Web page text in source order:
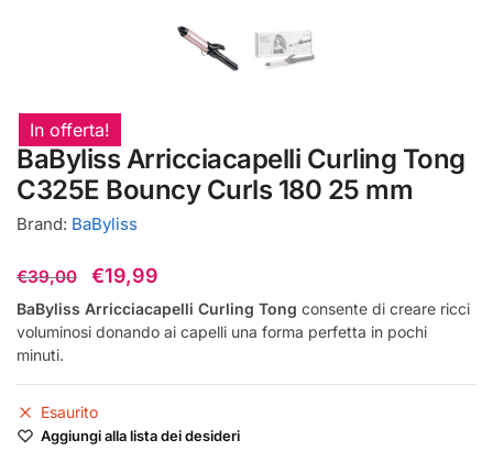
In offerta!
BaByliss Arricciacapelli Curling Tong
C325E Bouncy Curls 180 25 mm
Brand: BaByliss
€39,00
Il
prezzo
originale
€19,99
prezzo
attuale
BaByliss Arricciacapelli Curling Tong consente di creare ricci
voluminosi donando ai capelli una forma perfetta in pochi
minuti.
Esaurito
Aggiungi alla lista dei desideri